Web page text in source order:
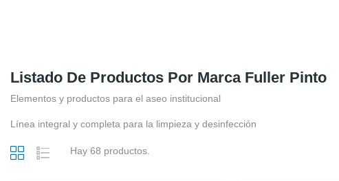
Listado De Productos Por Marca Fuller Pinto
Elementos y productos para el aseo institucional
Línea integral y completa para la limpieza y desinfección
Hay 68 productos.